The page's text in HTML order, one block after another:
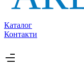
Каталог
Контакти